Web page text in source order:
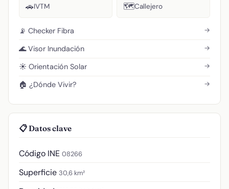
🚗IVTM 🗺️Callejero
📡 Checker Fibra →
🌊 Visor Inundación →
☀️ Orientación Solar →
🏠 ¿Dónde Vivir? →
📋 Datos clave
Código INE 08266
Superficie 30,6 km²